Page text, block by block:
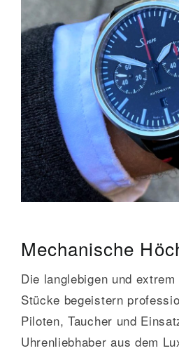
Mechanische
Die langlebigen und
Stücke begeistern
Piloten, Taucher und
Uhrenliebhaber aus dem